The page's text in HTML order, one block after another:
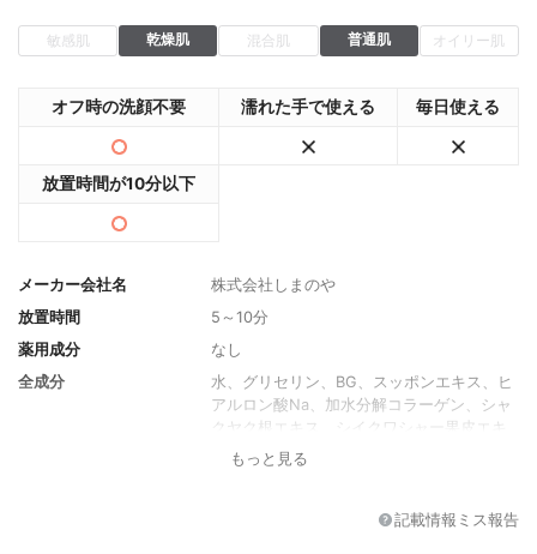
敏感肌 乾燥肌 混合肌 普通肌 オイリー肌
オフ時の洗顔不要 濡れた手で使える 毎日使える
放置時間が10分以下
メーカー会社名
株式会社しまのや
放置時間
5～10分
薬用成分
なし
全成分
水、グリセリン、BG、スッポンエキス、ヒ
アルロン酸Na、加水分解コラーゲン、シャ
クヤク根エキス、シイクワシャー果皮エキ
ス、フォリオタミクロスポラ多糖体、オウ
トール、水溶性コラーゲン、ヒト遺伝子組
もっと見る
記載情報ミス報告